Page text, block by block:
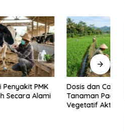
Dosis dan Cara Pemupukan
Tanaman Padi pada Fase
Vegetatif Aktif yang Tepat